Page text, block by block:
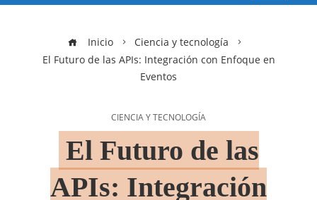
Inicio
Ciencia y tecnología
El Futuro de las APIs: Integración con Enfoque en
Eventos
CIENCIA Y TECNOLOGÍA
El Futuro de las
APIs: Integración